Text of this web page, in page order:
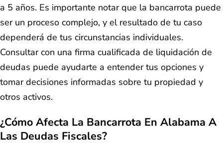
a 5 años. Es importante notar que la bancarrota puede
ser un proceso complejo, y el resultado de tu caso
dependerá de tus circunstancias individuales.
Consultar con una firma cualificada de liquidación de
deudas puede ayudarte a entender tus opciones y
tomar decisiones informadas sobre tu propiedad y
otros activos.
¿Cómo Afecta La Bancarrota En Alabama A
Las Deudas Fiscales?